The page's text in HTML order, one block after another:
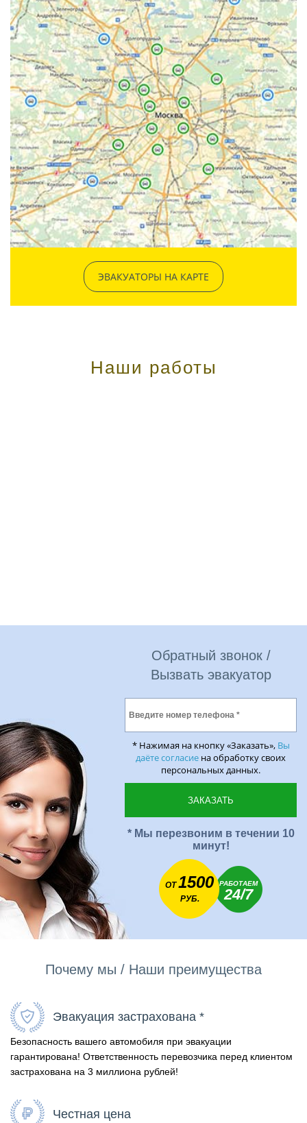
ЭВАКУАТОРЫ НА КАРТЕ
Наши работы
Обратный звонок /
Вызвать эвакуатор
* Нажимая на кнопку «Заказать», Вы
даёте согласие на обработку своих
персональных данных.
* Мы перезвоним в течении 10
минут!
ОТ1500
РУБ.
РАБОТАЕМ
24/7
Почему мы / Наши преимущества
Эвакуация застрахована *
Безопасность вашего автомобиля при эвакуации
гарантирована! Ответственность перевозчика перед клиентом
застрахована на 3 миллиона рублей!
Честная цена